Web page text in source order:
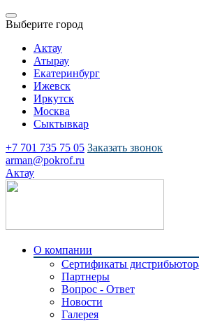
Выберите город
Актау
Атырау
Екатеринбург
Ижевск
Иркутск
Москва
Сыктывкар
+7 701 735 75 05 Заказать звонок
arman@pokrof.ru
Актау
О компании
Сертификаты
Партнеры
Вопрос - Ответ
Новости
Галерея